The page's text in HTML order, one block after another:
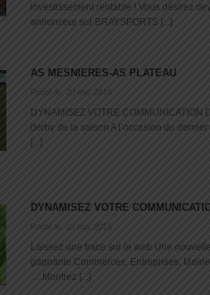
investissement rentable ! Vous désirez
annonceur sur BRAYSPORTS [...]
AS MESNIERES-AS PLATEAU
Posté le: 20 mai 2016
DYNAMISEZ VOTRE COMMUNICATION
derby de la saison A l’occasion du
[...]
DYNAMISEZ VOTRE
Posté le: 02 mai 2016
Laissez une trace sur le web Une
gagnante Commerces, Entreprises,
….Montrez [...]